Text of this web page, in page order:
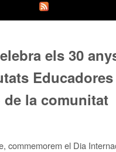
els 30
la comunitat
commemorem el Dia